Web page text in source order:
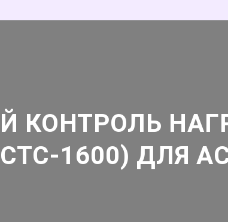
КОНТРОЛЬ
1600) ДЛЯ